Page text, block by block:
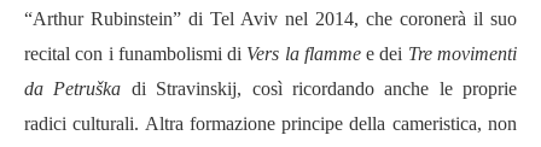
“Arthur Rubinstein” di Tel Aviv nel 2014, che coronerà il suo
recital con i funambolismi di Vers la flammee dei Tre movimenti
da Petruška di Stravinskij, così ricordando anche le proprie
radici culturali. Altra formazione principe della cameristica, non